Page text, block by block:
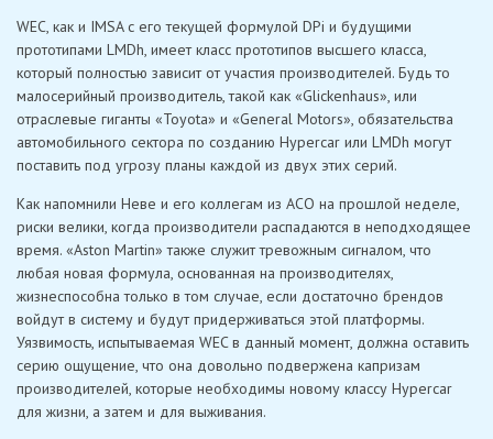
WEC, как и IMSA с его текущей формулой DPi и будущими
прототипами LMDh, имеет класс прототипов высшего класса,
который полностью зависит от участия производителей. Будь то
малосерийный производитель, такой как «Glickenhaus», или
отраслевые гиганты «Toyota» и «General Motors», обязательства
автомобильного сектора по созданию Hypercar или LMDh могут
поставить под угрозу планы каждой из двух этих серий.
Как напомнили Неве и его коллегам из ACO на прошлой неделе,
риски велики, когда производители распадаются в неподходящее
время. «Aston Martin» также служит тревожным сигналом, что
любая новая формула, основанная на производителях,
жизнеспособна только в том случае, если достаточно брендов
войдут в систему и будут придерживаться этой платформы.
Уязвимость, испытываемая WEC в данный момент, должна оставить
серию ощущение, что она довольно подвержена капризам
производителей, которые необходимы новому классу Hypercar
для жизни, а затем и для выживания.